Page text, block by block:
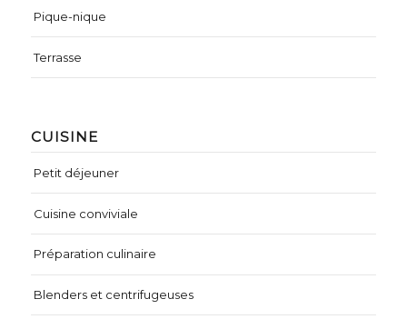
CUISINE
Petit déjeuner
Cuisine conviviale
Préparation culinaire
Blenders et centrifugeuses
Pique-nique
Terrasse